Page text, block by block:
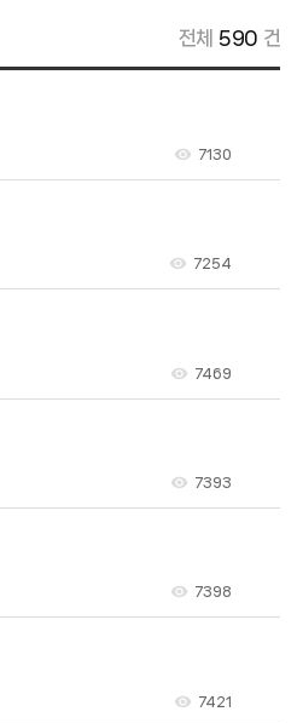
전체 590 건
7130
7254
7469
7393
7398
7421